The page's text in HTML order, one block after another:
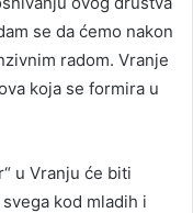
se da ćemo nakon
radom. Vranje
koja se formira u
u Vranju će biti
kod mladih i